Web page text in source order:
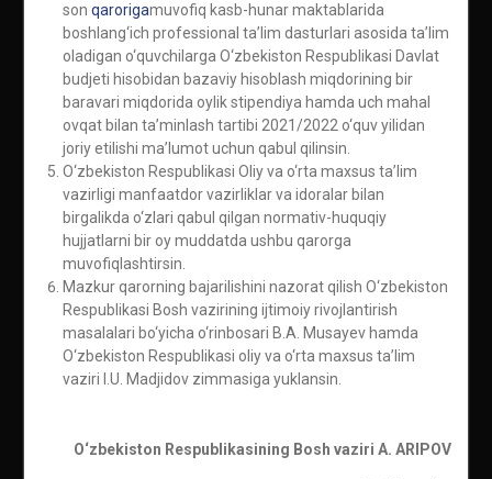
son qarorigamuvofiq kasb-hunar maktablarida
boshlang‘ich professional ta’lim dasturlari asosida ta’lim
oladigan o‘quvchilarga O‘zbekiston Respublikasi Davlat
budjeti hisobidan bazaviy hisoblash miqdorining bir
baravari miqdorida oylik stipendiya hamda uch mahal
ovqat bilan ta’minlash tartibi 2021/2022 o‘quv yilidan
joriy etilishi ma’lumot uchun qabul qilinsin.
O‘zbekiston Respublikasi Oliy va o‘rta maxsus ta’lim
vazirligi manfaatdor vazirliklar va idoralar bilan
birgalikda o‘zlari qabul qilgan normativ-huquqiy
hujjatlarni bir oy muddatda ushbu qarorga
muvofiqlashtirsin.
Mazkur qarorning bajarilishini nazorat qilish O‘zbekiston
Respublikasi Bosh vazirining ijtimoiy rivojlantirish
masalalari bo‘yicha o‘rinbosari B.A. Musayev hamda
O‘zbekiston Respublikasi oliy va o‘rta maxsus ta’lim
vaziri I.U. Madjidov zimmasiga yuklansin.
O‘zbekiston Respublikasining Bosh vaziri A. ARIPOV